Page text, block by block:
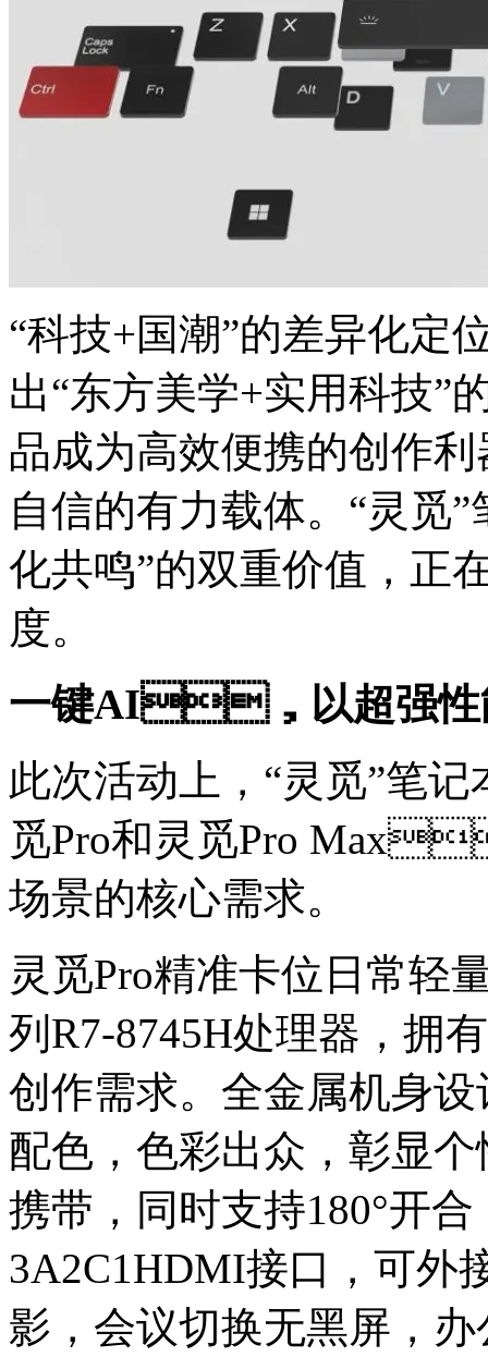
“科技+国潮”的差异化定位
出“东方美学+实用科技”
品成为高效便携的创作利
自信的有力载体。“灵觅
化共鸣”的双重价值，
度。
一键AI，以超强性
此次活动上，“灵觅”
觅Pro和灵觅Pro Max
场景的核心需求。
灵觅Pro精准卡位日常轻量
列R7-8745H处理器，拥
创作需求。全金属机身设
配色，色彩出众，彰
携带，同时支持180°开
3A2C1HDMI接口，可
影，会议切换无黑屏